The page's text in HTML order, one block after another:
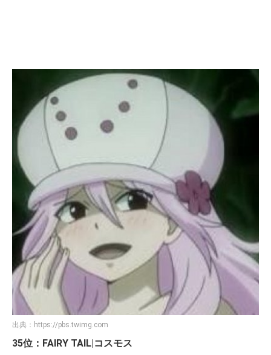
出典： https://pbs.twimg.com
35位：FAIRY TAIL|コスモス